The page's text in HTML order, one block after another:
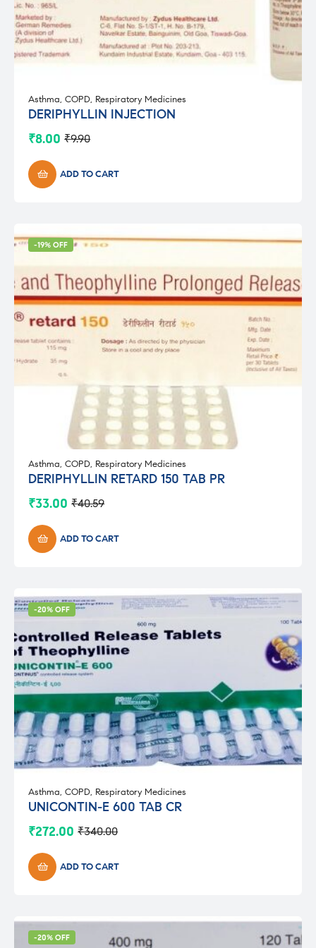
Asthma, COPD, Respiratory Medicines
DERIPHYLLIN INJECTION
₹9.90
Original
was:
₹9.90.
₹8.00
Current
is:
₹8.00. ADD TO CART
-19% OFF
Asthma, COPD, Respiratory Medicines
DERIPHYLLIN RETARD 150 TAB PR
₹40.59
Original
was:
₹40.59.
₹33.00
Current
is:
₹33.00.ADD TO CART
-20% OFF
Asthma, COPD, Respiratory Medicines
UNICONTIN-E 600 TAB CR
₹340.00
Original
was:
₹340.00.
₹272.00
Current
is:
₹272.00.ADD TO CART
-20% OFF